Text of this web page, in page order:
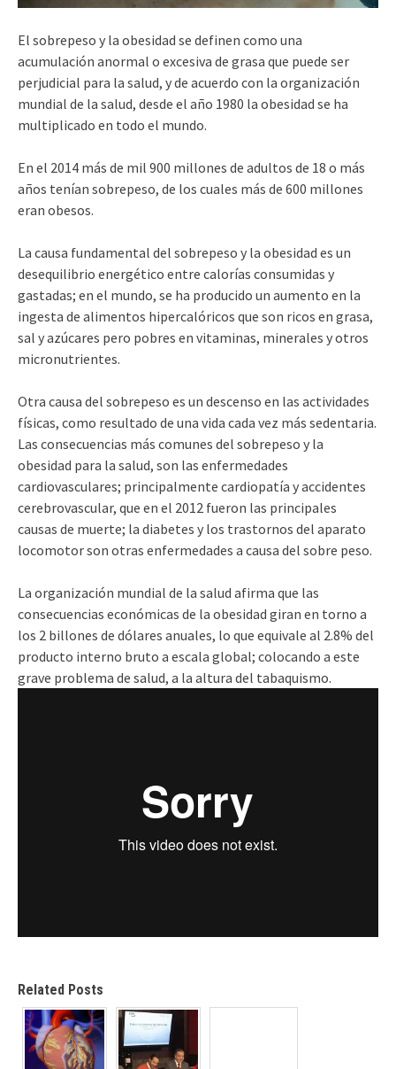
El sobrepeso y la obesidad se definen como una
acumulación anormal o excesiva de grasa que puede ser
perjudicial para la salud, y de acuerdo con la organización
mundial de la salud, desde el año 1980 la obesidad se ha
multiplicado en todo el mundo.
En el 2014 más de mil 900 millones de adultos de 18 o más
años tenían sobrepeso, de los cuales más de 600 millones
eran obesos.
La causa fundamental del sobrepeso y la obesidad es un
desequilibrio energético entre calorías consumidas y
gastadas; en el mundo, se ha producido un aumento en la
ingesta de alimentos hipercalóricos que son ricos en grasa,
sal y azúcares pero pobres en vitaminas, minerales y otros
micronutrientes.
Otra causa del sobrepeso es un descenso en las actividades
físicas, como resultado de una vida cada vez más sedentaria.
Las consecuencias más comunes del sobrepeso y la
obesidad para la salud, son las enfermedades
cardiovasculares; principalmente cardiopatía y accidentes
cerebrovascular, que en el 2012 fueron las principales
causas de muerte; la diabetes y los trastornos del aparato
locomotor son otras enfermedades a causa del sobre peso.
La organización mundial de la salud afirma que las
consecuencias económicas de la obesidad giran en torno a
los 2 billones de dólares anuales, lo que equivale al 2.8% del
producto interno bruto a escala global; colocando a este
grave problema de salud, a la altura del tabaquismo.
Related Posts